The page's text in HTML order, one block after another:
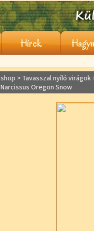
Hírek
shop > Tavasszal nyíló virágok
Narcissus Oregon Snow